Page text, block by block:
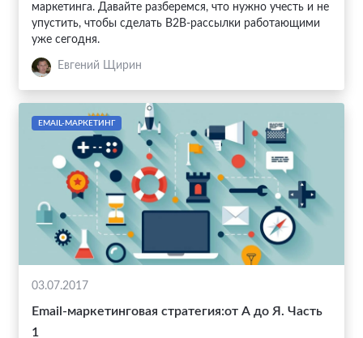
маркетинга. Давайте разберемся, что нужно учесть и не
упустить, чтобы сделать В2В-рассылки работающими
уже сегодня.
Евгений Щирин
EMAIL-МАРКЕТИНГ
03.07.2017
Email-маркетинговая стратегия:от А до Я. Часть
1